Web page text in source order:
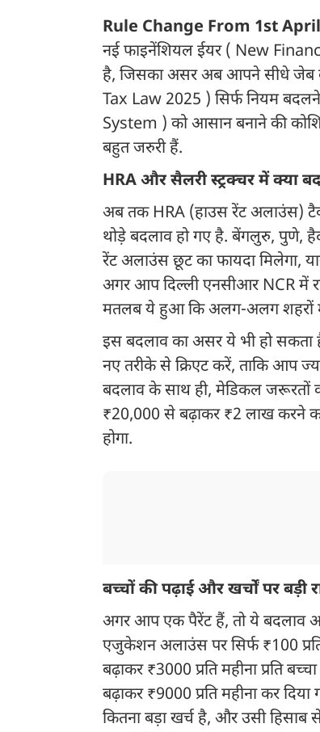
Rule Change From 1st
नई फाइनेंशियल ईयर ( New
है, जिसका असर अब आपने सीधे जेब
Tax Law 2025 ) सिर्फ नियम
System ) को आसान बनाने की
बहुत जरुरी हैं.
HRA और सैलरी स्ट्रक्चर में क्या
अब तक HRA (हाउस रेंट अलाउंस)
थोड़े बदलाव हो गए है. बेंगलुरु, पुणे,
रेंट अलाउंस छूट का फायदा मिलेगा,
अगर आप दिल्ली एनसीआर NCR में
मतलब ये हुआ कि अलग-अलग शहरों
इस बदलाव का असर ये भी हो
नए तरीके से क्रिएट करें, ताकि आप
बदलाव के साथ ही, मेडिकल जरूरतों
₹20,000 से बढ़ाकर ₹2 लाख करने
होगा.
बच्चों की पढ़ाई और खर्चों पर बड़ी
अगर आप एक पैरेंट हैं, तो ये बदलाव
एजुकेशन अलाउंस पर सिर्फ ₹100
बढ़ाकर ₹3000 प्रति महीना प्रति
बढ़ाकर ₹9000 प्रति महीना कर
कितना बड़ा खर्च है, और उसी हिसाब